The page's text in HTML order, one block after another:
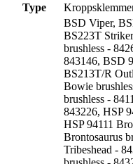
Type
BSD Viper,
BS223T
brushless -
843146, BSD
BS213T/R
Bowie
brushless -
843226, HSP
HSP 94111
Brontosaurus
Tribeshead -